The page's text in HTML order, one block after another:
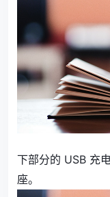
下部分的 USB 充
座。